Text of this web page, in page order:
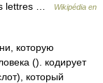
lettres …
Wikipédia en
которую
(). кодирует
который